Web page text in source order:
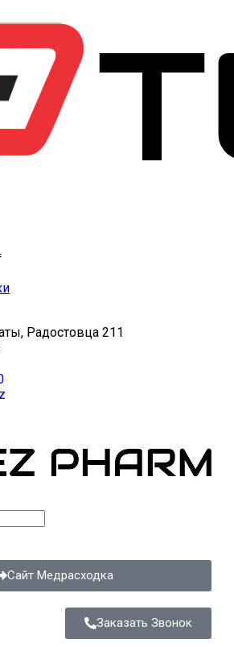
Радостовца 211
Сайт Медрасходка
Заказать Звонок